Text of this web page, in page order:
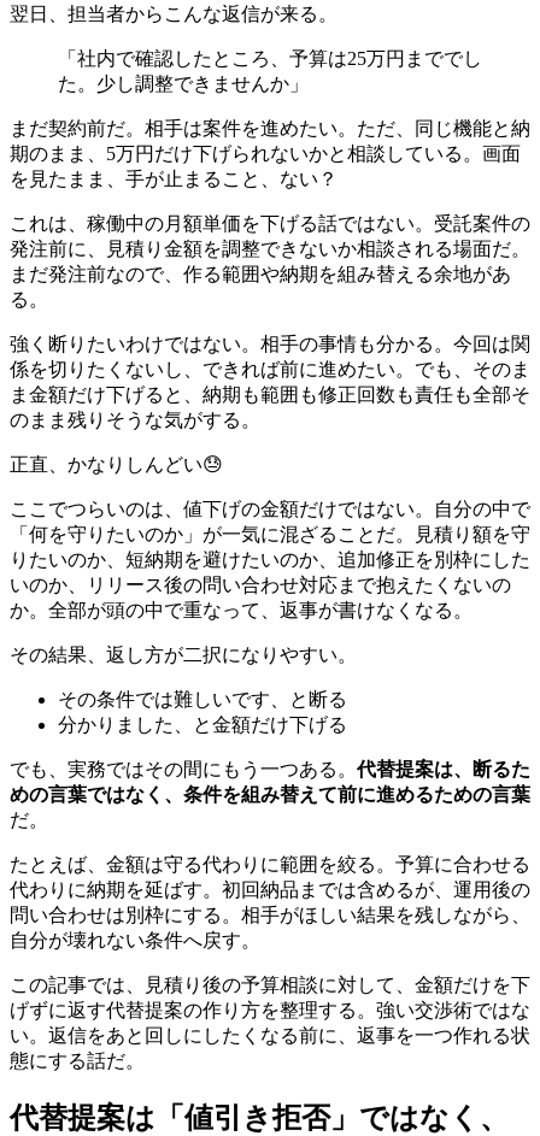
翌日、担当者からこんな返信が来る。
「社内で確認したところ、予算は25万円まででし
た。少し調整できませんか」
まだ契約前だ。相手は案件を進めたい。ただ、同じ機能と納
期のまま、5万円だけ下げられないかと相談している。画面
を見たまま、手が止まること、ない？
これは、稼働中の月額単価を下げる話ではない。受託案件の
発注前に、見積り金額を調整できないか相談される場面だ。
まだ発注前なので、作る範囲や納期を組み替える余地があ
る。
強く断りたいわけではない。相手の事情も分かる。今回は関
係を切りたくないし、できれば前に進めたい。でも、そのま
ま金額だけ下げると、納期も範囲も修正回数も責任も全部そ
のまま残りそうな気がする。
正直、かなりしんどい😓
ここでつらいのは、値下げの金額だけではない。自分の中で
「何を守りたいのか」が一気に混ざることだ。見積り額を守
りたいのか、短納期を避けたいのか、追加修正を別枠にした
いのか、リリース後の問い合わせ対応まで抱えたくないの
か。全部が頭の中で重なって、返事が書けなくなる。
その結果、返し方が二択になりやすい。
その条件では難しいです、と断る
分かりました、と金額だけ下げる
でも、実務ではその間にもう一つある。代替提案は、断るた
めの言葉ではなく、条件を組み替えて前に進めるための言葉
だ。
たとえば、金額は守る代わりに範囲を絞る。予算に合わせる
代わりに納期を延ばす。初回納品までは含めるが、運用後の
問い合わせは別枠にする。相手がほしい結果を残しながら、
自分が壊れない条件へ戻す。
この記事では、見積り後の予算相談に対して、金額だけを下
げずに返す代替提案の作り方を整理する。強い交渉術ではな
い。返信をあと回しにしたくなる前に、返事を一つ作れる状
態にする話だ。
代替提案は「値引き拒否」ではなく、